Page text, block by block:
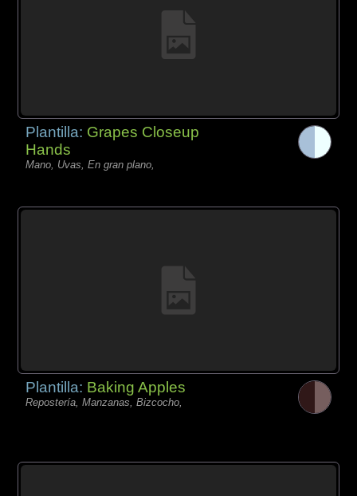
Plantilla: Grapes Closeup
Hands
Mano, Uvas, En gran plano,
Plantilla: Baking Apples
Repostería, Manzanas, Bizcocho,